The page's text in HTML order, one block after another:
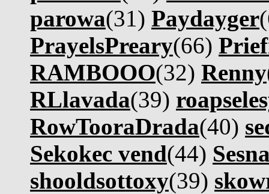
parowa(31) Paydayger
PrayelsPreary(66)
RAMBOOO(32) Renny
RLlavada(39)
RowTooraDrada(40)
Sekokec vend(44)
shooldsottoxy(39)